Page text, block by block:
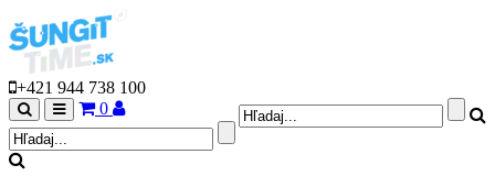
+421 944 738 100
HľadajMenu 0 Prihlásiť
sa